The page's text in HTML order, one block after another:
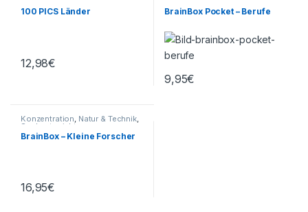
100 PICS Länder
12,98€
BrainBox Pocket – Berufe
9,95€
Konzentration, Natur & Technik,
Sachunterricht
BrainBox – Kleine Forscher
16,95€